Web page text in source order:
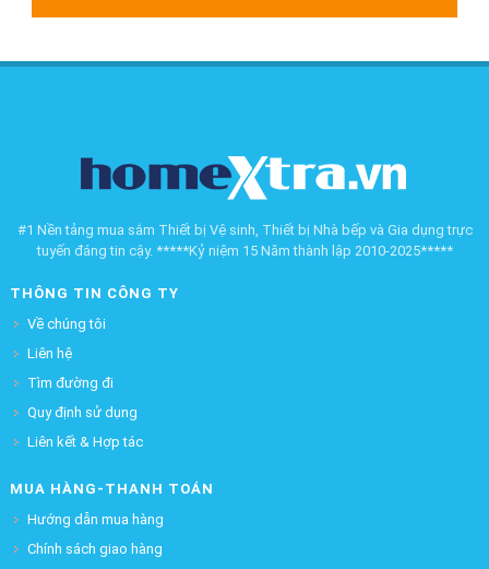
#1 Nền tảng mua sắm Thiết bị Vệ sinh, Thiết bị Nhà bếp và Gia dụng trực
tuyến đáng tin cậy. *****Kỷ niệm 15 Năm thành lập 2010-2025*****
THÔNG TIN CÔNG TY
Về chúng tôi
Liên hệ
Tìm đường đi
Quy định sử dụng
Liên kết & Hợp tác
MUA HÀNG-THANH TOÁN
Hướng dẫn mua hàng
Chính sách giao hàng